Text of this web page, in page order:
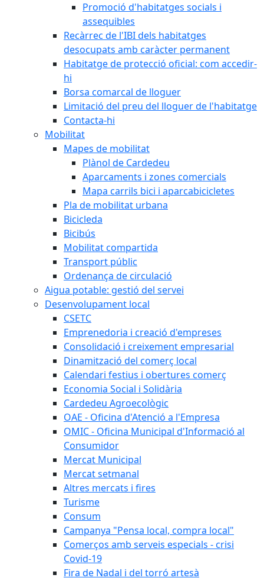
Promoció d'habitatges socials i
assequibles
Recàrrec de l'IBI dels habitatges
desocupats amb caràcter permanent
Habitatge de protecció oficial: com accedir-
hi
Borsa comarcal de lloguer
Limitació del preu del lloguer de l'habitatge
Contacta-hi
Mobilitat
Mapes de mobilitat
Plànol de Cardedeu
Aparcaments i zones comercials
Mapa carrils bici i aparcabicicletes
Pla de mobilitat urbana
Bicicleda
Bicibús
Mobilitat compartida
Transport públic
Ordenança de circulació
Aigua potable: gestió del servei
Desenvolupament local
CSETC
Emprenedoria i creació d'empreses
Consolidació i creixement empresarial
Dinamització del comerç local
Calendari festius i obertures comerç
Economia Social i Solidària
Cardedeu Agroecològic
OAE - Oficina d'Atenció a l'Empresa
OMIC - Oficina Municipal d'Informació al
Consumidor
Mercat Municipal
Mercat setmanal
Altres mercats i fires
Turisme
Consum
Campanya "Pensa local, compra local"
Comerços amb serveis especials - crisi
Covid-19
Fira de Nadal i del torró artesà